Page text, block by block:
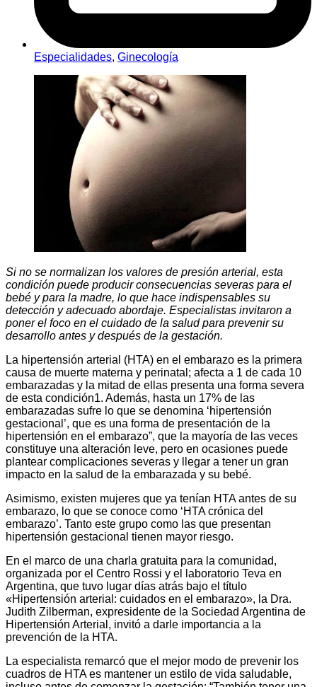
Especialidades, Ginecología
Si no se normalizan los valores de presión arterial, esta
condición puede producir consecuencias severas para el
bebé y para la madre, lo que hace indispensables su
detección y adecuado abordaje. Especialistas invitaron a
poner el foco en el cuidado de la salud para prevenir su
desarrollo antes y después de la gestación.
La hipertensión arterial (HTA) en el embarazo es la primera
causa de muerte materna y perinatal; afecta a 1 de cada 10
embarazadas y la mitad de ellas presenta una forma severa
de esta condición1. Además, hasta un 17% de las
embarazadas sufre lo que se denomina ‘hipertensión
gestacional’, que es una forma de presentación de la
hipertensión en el embarazo”, que la mayoría de las veces
constituye una alteración leve, pero en ocasiones puede
plantear complicaciones severas y llegar a tener un gran
impacto en la salud de la embarazada y su bebé.
Asimismo, existen mujeres que ya tenían HTA antes de su
embarazo, lo que se conoce como ‘HTA crónica del
embarazo’. Tanto este grupo como las que presentan
hipertensión gestacional tienen mayor riesgo.
En el marco de una charla gratuita para la comunidad,
organizada por el Centro Rossi y el laboratorio Teva en
Argentina, que tuvo lugar días atrás bajo el título
«Hipertensión arterial: cuidados en el embarazo», la Dra.
Judith Zilberman, expresidente de la Sociedad Argentina de
Hipertensión Arterial, invitó a darle importancia a la
prevención de la HTA.
La especialista remarcó que el mejor modo de prevenir los
cuadros de HTA es mantener un estilo de vida saludable,